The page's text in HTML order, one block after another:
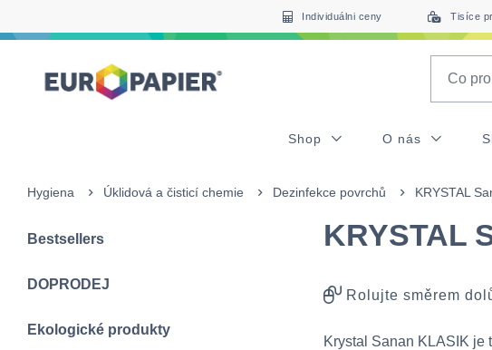
Individuálni ceny Tisíce
Shop O nás
Hygiena Úklidová a čisticí chemie Dezinfekce povrchů KRYSTAL
Bestsellers
DOPRODEJ
Ekologické produkty
KRYSTAL
Rolujte směrem
​Krystal Sanan KLASIK je